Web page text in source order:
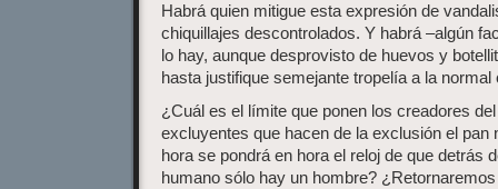
Habrá quien mitigue esta expresión de
chiquillajes descontrolados. Y habrá –algún
lo hay, aunque desprovisto de huevos y
hasta justifique semejante tropelía a la
¿Cuál es el límite que ponen los creadores
excluyentes que hacen de la exclusión el pan
hora se pondrá en hora el reloj de que detrás
humano sólo hay un hombre?